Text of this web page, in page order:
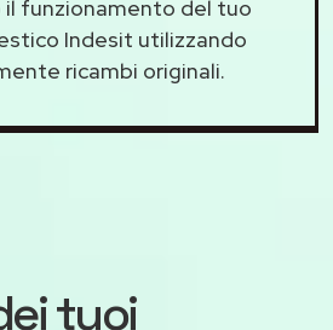
il funzionamento del tuo
Indesit utilizzando
ricambi originali.
tuoi